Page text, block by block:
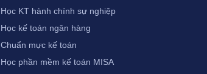
Học KT hành chính sự nghiệp
Học kế toán ngân hàng
Chuẩn mực kế toán
Học phần mềm kế toán MISA